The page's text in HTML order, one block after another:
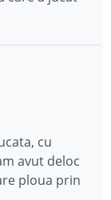
cu
avut deloc
ploua prin